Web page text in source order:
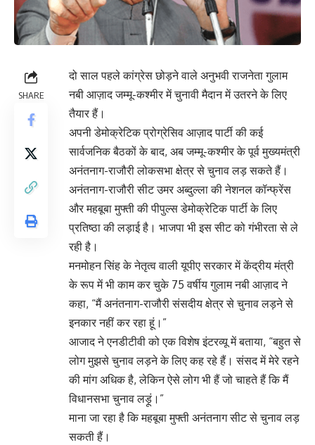
SHARE
दो साल पहले कांग्रेस छोड़ने वाले अनुभवी राजनेता गुलाम
नबी आज़ाद जम्मू-कश्मीर में चुनावी मैदान में उतरने के लिए
तैयार हैं।
अपनी डेमोक्रेटिक प्रोग्रेसिव आज़ाद पार्टी की कई
सार्वजनिक बैठकों के बाद, अब जम्मू-कश्मीर के पूर्व मुख्यमंत्री
अनंतनाग-राजौरी लोकसभा क्षेत्र से चुनाव लड़ सकते हैं।
अनंतनाग-राजौरी सीट उमर अब्दुल्ला की नेशनल कॉन्फ्रेंस
और महबूबा मुफ्ती की पीपुल्स डेमोक्रेटिक पार्टी के लिए
प्रतिष्ठा की लड़ाई है। भाजपा भी इस सीट को गंभीरता से ले
रही है।
मनमोहन सिंह के नेतृत्व वाली यूपीए सरकार में केंद्रीय मंत्री
के रूप में भी काम कर चुके 75 वर्षीय गुलाम नबी आज़ाद ने
कहा, “मैं अनंतनाग-राजौरी संसदीय क्षेत्र से चुनाव लड़ने से
इनकार नहीं कर रहा हूं।”
आजाद ने एनडीटीवी को एक विशेष इंटरव्यू में बताया, “बहुत से
लोग मुझसे चुनाव लड़ने के लिए कह रहे हैं। संसद में मेरे रहने
की मांग अधिक है, लेकिन ऐसे लोग भी हैं जो चाहते हैं कि मैं
विधानसभा चुनाव लड़ूं।”
माना जा रहा है कि महबूबा मुफ्ती अनंतनाग सीट से चुनाव लड़
सकती हैं।